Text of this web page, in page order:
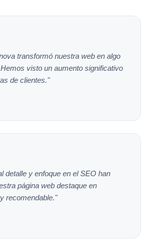
transformó nuestra web en algo
visto un aumento significativo
de clientes."
detalle y enfoque en el SEO han
página web destaque en
recomendable."